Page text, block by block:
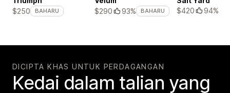
$250
BAHARU
$290
93% BAHARU
$420
94%
DICIPTA KHAS UNTUK PERDAGANGAN
Kedai dalam talian yang